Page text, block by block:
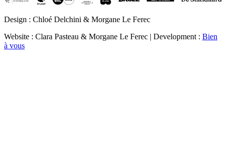
Design : Chloé Delchini & Morgane Le Ferec
Website : Clara Pasteau & Morgane Le Ferec | Development : Bien
à vous